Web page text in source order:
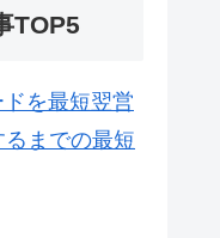
TOP5
を最短翌営
までの最短